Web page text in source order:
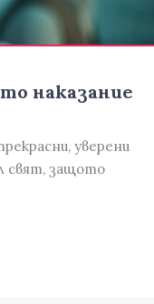
наказание
уверени
свят, защото